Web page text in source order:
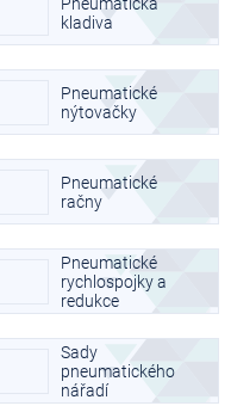
kladiva
Pneumatické
nýtovačky
Pneumatické
račny
Pneumatické
rychlospojky a
redukce
Sady
pneumatického
nářadí